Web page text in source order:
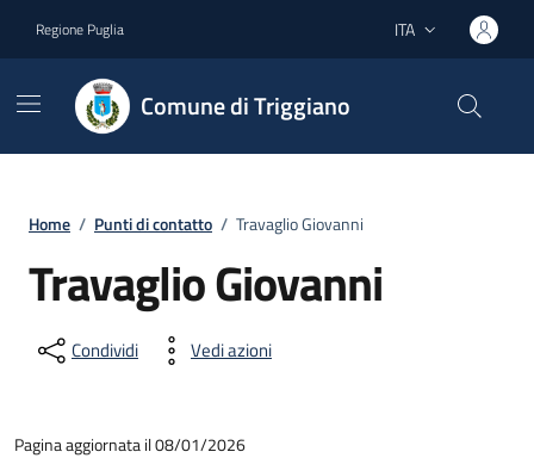
Regione Puglia Lingua attiva:
ITA
Comune di Triggiano
Home / Punti di contatto / Travaglio Giovanni
Travaglio Giovanni
Condividi Vedi azioni
Pagina aggiornata il 08/01/2026